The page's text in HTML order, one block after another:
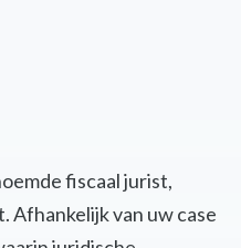
fiscaal jurist,
van uw case